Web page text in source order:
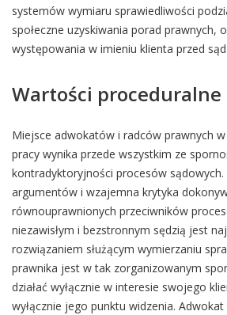
systemów wymiaru sprawiedliwości
społeczne uzyskiwania porad prawnych,
występowania w imieniu klienta przed
Wartości proceduralne
Miejsce adwokatów i radców prawnych w
pracy wynika przede wszystkim ze
kontradyktoryjności procesów sądowych.
argumentów i wzajemna krytyka
równouprawnionych przeciwników
niezawisłym i bezstronnym sędzią jest
rozwiązaniem służącym wymierzaniu
prawnika jest w tak zorganizowanym
działać wyłącznie w interesie swojego
wyłącznie jego punktu widzenia.